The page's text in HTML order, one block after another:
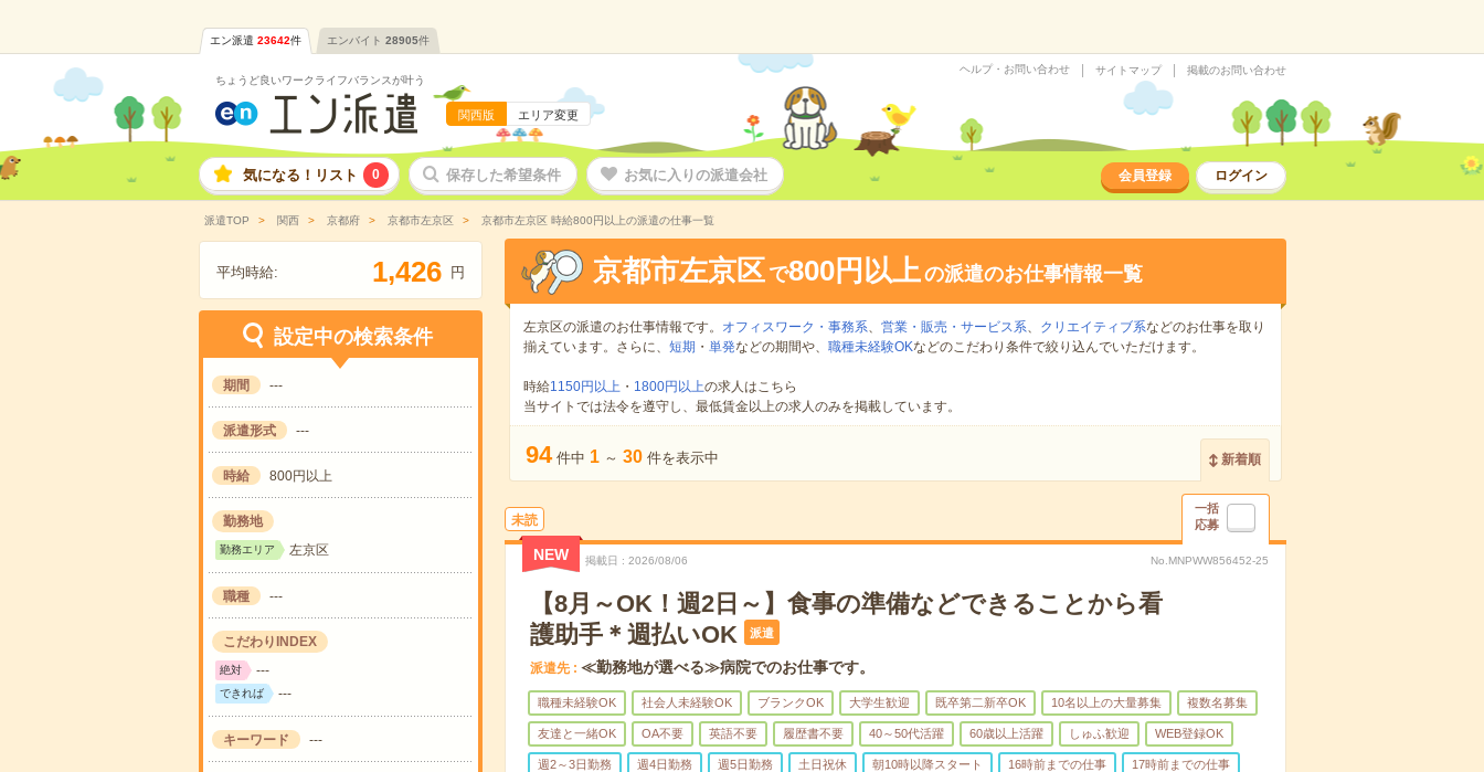
エン派遣 23642件 エンバイト 28905件
ちょうど良いワークライフバランスが叶う
関西版 エリア変更
ヘルプ・お問い合わせ サイトマップ 掲載のお問い合わせ
気になる！リスト 0 保存した希望条件 お気に入りの派遣会社 会員登録 ログイン
派遣TOP 関西 京都府 京都市左京区 京都市左京区 時給800円以上の派遣の仕事一覧
平均時給: 1,426 円
設定中の検索条件
期間 ---
派遣形式 ---
時給 800円以上
勤務地
勤務エリア 左京区
職種 ---
こだわりINDEX
絶対 ---
できれば ---
キーワード ---
京都市左京区 で800円以上の派遣のお仕事情報一覧
左京区の派遣のお仕事情報です。 オフィスワーク・事務系、 営業・販売・サービス系、 クリエイティブ系などのお仕事を取り
揃えています。さらに、 短期 ・ 単発などの期間や、 職種未経験OKなどのこだわり条件で絞り込んでいただけます。
時給1150円以上・ 1800円以上の求人はこちら
当サイトでは法令を遵守し、最低賃金以上の求人のみを掲載しています。
94 件中 1 ～ 30 件を表示中 新着順
未読
一括
応募
NEW 掲載日 2026/08/06 No.MNPWW856452-25
【8月～OK！週2日～】食事の準備などできることから看
護助手＊週払いOK
派遣
派遣先 ≪勤務地が選べる≫病院でのお仕事です。
職種未経験OK 社会人未経験OK ブランクOK 大学生歓迎 既卒第二新卒OK 10名以上の大量募集 複数名募集
友達と一緒OK OA不要 英語不要 履歴書不要 40～50代活躍 60歳以上活躍 しゅふ歓迎 WEB登録OK
週2～3日勤務 週4日勤務 週5日勤務 土日祝休 朝10時以降スタート 16時前までの仕事 17時前までの仕事